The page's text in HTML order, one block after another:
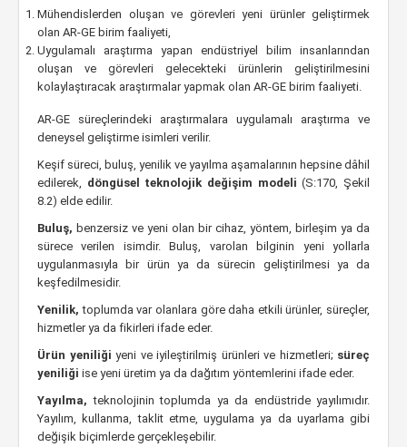
Mühendislerden oluşan ve görevleri yeni ürünler geliştirmek
olan AR-GE birim faaliyeti,
Uygulamalı araştırma yapan endüstriyel bilim insanlarından
oluşan ve görevleri gelecekteki ürünlerin geliştirilmesini
kolaylaştıracak araştırmalar yapmak olan AR-GE birim faaliyeti.
AR-GE süreçlerindeki araştırmalara uygulamalı araştırma ve
deneysel geliştirme isimleri verilir.
Keşif süreci, buluş, yenilik ve yayılma aşamalarının hepsine dâhil
edilerek, döngüsel teknolojik değişim modeli(S:170, Şekil
8.2) elde edilir.
Buluş, benzersiz ve yeni olan bir cihaz, yöntem, birleşim ya da
sürece verilen isimdir. Buluş, varolan bilginin yeni yollarla
uygulanmasıyla bir ürün ya da sürecin geliştirilmesi ya da
keşfedilmesidir.
Yenilik,toplumda var olanlara göre daha etkili ürünler, süreçler,
hizmetler ya da fikirleri ifade eder.
Ürün yeniliği yeni ve iyileştirilmiş ürünleri ve hizmetleri; süreç
yeniliği ise yeni üretim ya da dağıtım yöntemlerini ifade eder.
Yayılma,teknolojinin toplumda ya da endüstride yayılımıdır.
Yayılım, kullanma, taklit etme, uygulama ya da uyarlama gibi
değişik biçimlerde gerçekleşebilir.